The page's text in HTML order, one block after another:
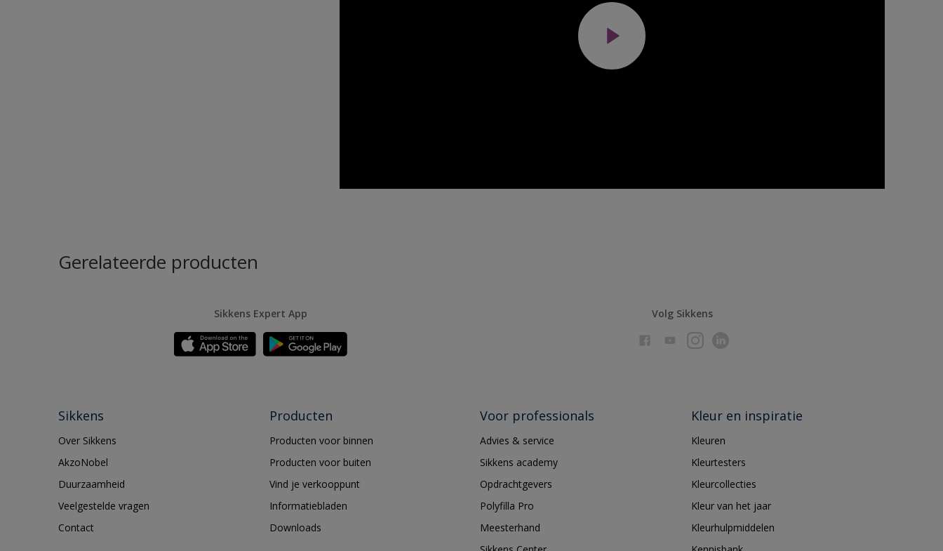
Gerelateerde producten
Sikkens Expert App Volg Sikkens
Sikkens
Over Sikkens
AkzoNobel
Duurzaamheid
Veelgestelde vragen
Contact
Producten
Producten voor binnen
Producten voor buiten
Vind je verkooppunt
Informatiebladen
Downloads
Voor professionals
Advies & service
Sikkens academy
Opdrachtgevers
Polyfilla Pro
Meesterhand
Kleur en inspiratie
Kleuren
Kleurtesters
Kleurcollecties
Kleur van het jaar
Kleurhulpmiddelen